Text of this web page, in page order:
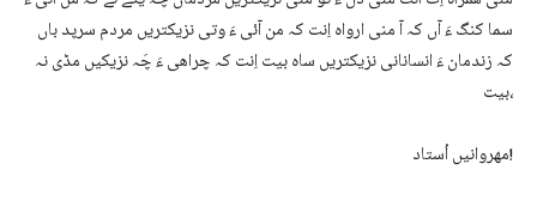
سما کنگ ءَ آں کہ آ منی ارواہ اِنت کہ من آئی ءَ وتی نزیکتریں مردم سرپد باں
کہ زندمان ءَ انسانانی نزیکتریں ساہ بیت اِنت کہ چراھی ءَ چَہ نزیکیں مڈی نہ
بیت،
مھروانیں اُستاد!